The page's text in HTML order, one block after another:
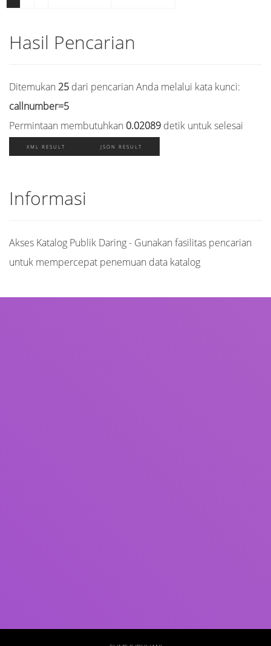
Hasil Pencarian
Ditemukan 25 dari pencarian Anda melalui kata kunci:
callnumber=5
Permintaan membutuhkan 0.02089 detik untuk selesai
XML RESULT JSON RESULT
Informasi
Akses Katalog Publik Daring - Gunakan fasilitas pencarian
untuk mempercepat penemuan data katalog